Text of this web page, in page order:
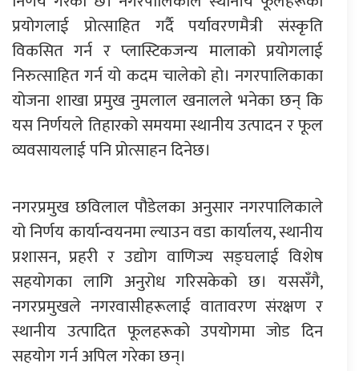
प्रयोगलाई प्रोत्साहित गर्दै पर्यावरणमैत्री संस्कृति
विकसित गर्न र प्लास्टिकजन्य मालाको प्रयोगलाई
निरुत्साहित गर्न यो कदम चालेको हो। नगरपालिकाका
योजना शाखा प्रमुख नुमलाल खनालले भनेका छन् कि
यस निर्णयले तिहारको समयमा स्थानीय उत्पादन र फूल
व्यवसायलाई पनि प्रोत्साहन दिनेछ।
नगरप्रमुख छविलाल पौडेलका अनुसार नगरपालिकाले
यो निर्णय कार्यान्वयनमा ल्याउन वडा कार्यालय, स्थानीय
प्रशासन, प्रहरी र उद्योग वाणिज्य सङ्घलाई विशेष
सहयोगका लागि अनुरोध गरिसकेको छ। यससँगै,
नगरप्रमुखले नगरवासीहरूलाई वातावरण संरक्षण र
स्थानीय उत्पादित फूलहरूको उपयोगमा जोड दिन
सहयोग गर्न अपिल गरेका छन्।